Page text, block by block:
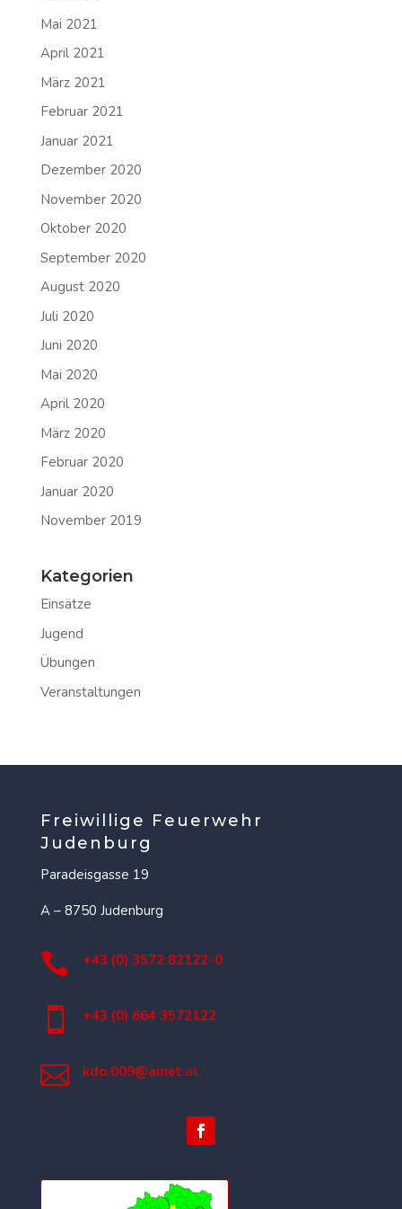
Mai 2021
April 2021
März 2021
Februar 2021
Januar 2021
Dezember 2020
November 2020
Oktober 2020
September 2020
August 2020
Juli 2020
Juni 2020
Mai 2020
April 2020
März 2020
Februar 2020
Januar 2020
November 2019
Kategorien
Einsätze
Jugend
Übungen
Veranstaltungen
Freiwillige Feuerwehr
Judenburg
Paradeisgasse 19
A – 8750 Judenburg
 +43 (0) 3572 82122-0
 +43 (0) 664 3572122
 kdo.009@ainet.at